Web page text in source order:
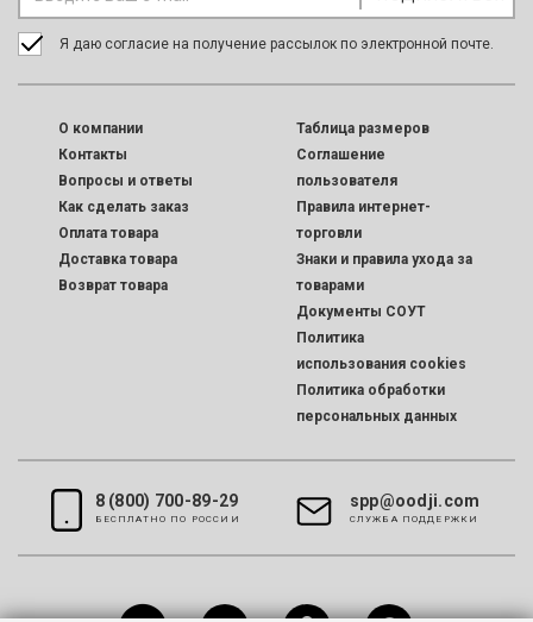
Я даю согласие на получение рассылок по электронной почте.
O компании
Контакты
Вопросы и ответы
Как сделать заказ
Оплата товара
Доставка товара
Возврат товара
Таблица размеров
Соглашение
пользователя
Правила интернет-
торговли
Знаки и правила ухода за
товарами
Документы СОУТ
Политика
использования cookies
Политика обработки
персональных данных
8 (800) 700-89-29
БЕСПЛАТНО ПО РОССИИ
spp@oodji.com
CЛУЖБА ПОДДЕРЖКИ